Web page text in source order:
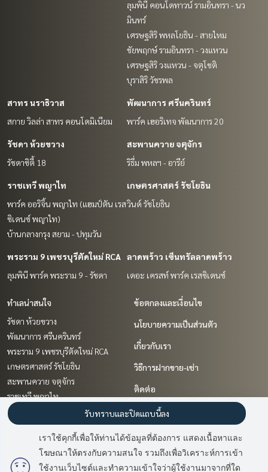
ลุมพินี คอนโดทาวน์ รามอินทรา - นว
มินทร์
เศรษฐสิริ พหลโยธิน - สายไหม
ชัยพฤกษ์ รามอินทรา - วงแหวน
เศรษฐสิริ วงแหวน - จตุโชติ
บุราสิริ วัชรพล
สาทร นราธิวาส
สกาย วิลล่า สาทร คอนโดมิเนียม
พัฒนาการ ศรีนครินทร์
พาร์ค เฮอริเทจ พัฒนาการ 20
รัชดา ห้วยขวาง
รัชดาซิตี้ 18
สะพานควาย จตุจักร
ริธึ่ม พหลฯ - อารีย์
ราชเทวี พญาไท
พาร์ค ออริจิ้น พญาไท (แฮมป์ตัน เรส
ซิเดนซ์ พญาไท)
บ้านกลางกรุง สยาม - ปทุมวัน
เกษตรศาสตร์ รัชโยธิน
วินด์ รัชโยธิน
พระราม 9 เพชรบุรีตัดใหม่ RCA
ลุมพินี พาร์ค พระราม 9 - รัชดา
ลาดพร้าว เซ็นทรัลลาดพร้าว
เดอะ เครสท์ พาร์ค เรสซิเดนซ์
ทำเลน่าสนใจ
รัชดา ห้วยขวาง
พัฒนาการ ศรีนครินทร์
พระราม 9 เพชรบุรีตัดใหม่ RCA
เกษตรศาสตร์ รัชโยธิน
สะพานควาย จตุจักร
ราชเทวี พญาไท
นวมินทร์ รามอินทรา
สาทร นราธิวาส
ลาดพร้าว เซ็นทรัลลาดพร้าว
เกษตร นวมินทร์ ลาดปลาเค้า
ข้อตกลงและเงื่อนไข
นโยบายความเป็นส่วนตัว
เกี่ยวกับเรา
วิธีการฝากขาย-เช่า
ติดต่อ
เราใช้คุกกี้เพื่อให้ท่านได้ข้อมูลที่ต้องการ แสดงเนื้อหาและ
โฆษณาให้ตรงกับความสนใจ รวมถึงเพื่อวิเคราะห์การเข้า
ใช้งานเว็บไซต์และทำความเข้าใจว่าผู้ใช้งานมาจากที่ใด
รับทราบและปิดแถบนี้ลง